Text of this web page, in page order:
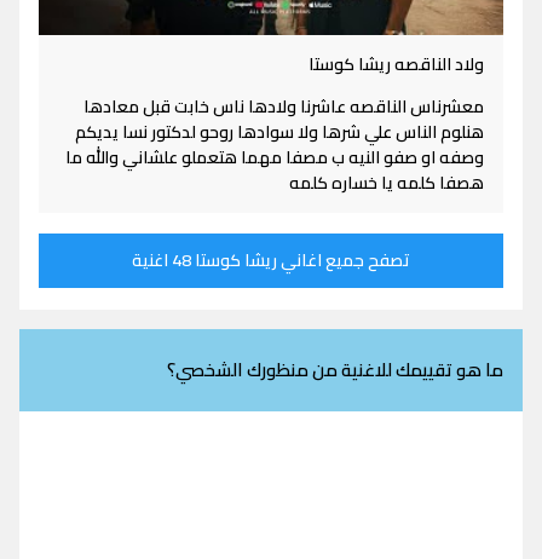
ولاد الناقصه ريشا كوستا
معشرناس الناقصه عاشرنا ولادها ناس خابت قبل معادها
هنلوم الناس علي شرها ولا سوادها روحو لدكتور نسا يديكم
وصفه او صفو النيه ب مصفا مهما هتعملو علشاني والله ما
هصفا كلمه يا خساره كلمه
تصفح جميع اغاني ريشا كوستا 48 اغنية
ما هو تقييمك للاغنية من منظورك الشخصي؟